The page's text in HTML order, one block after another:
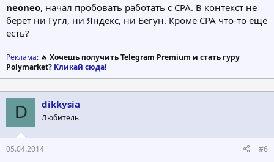
neoneo, начал пробовать работать с CPA. В контекст не
берет ни Гугл, ни Яндекс, ни Бегун. Кроме CPA что-то еще
есть?
Реклама: 🔥 Хочешь получить Telegram Premium и стать гуру
Polymarket? Кликай сюда!
D dikkysia
Любитель
05.04.2014 #6